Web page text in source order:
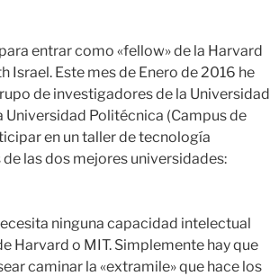
entrar como «fellow» de la Harvard
Israel. Este mes de Enero de 2016 he
de investigadores de la Universidad
Universidad Politécnica (Campus de
en un taller de tecnología
las dos mejores universidades:
ninguna capacidad intelectual
Harvard o MIT. Simplemente hay que
caminar la «extramile» que hace los